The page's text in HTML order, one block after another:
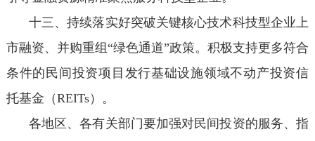
十三、持续落实好突破关键核心技术科技型企业上
市融资、并购重组“绿色通道”政策。积极支持更多符合
条件的民间投资项目发行基础设施领域不动产投资信
托基金（REITs）。
各地区、各有关部门要加强对民间投资的服务、指